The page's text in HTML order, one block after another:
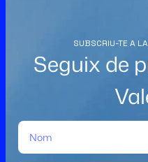
SUBSCRIU-TE A
Seguix de